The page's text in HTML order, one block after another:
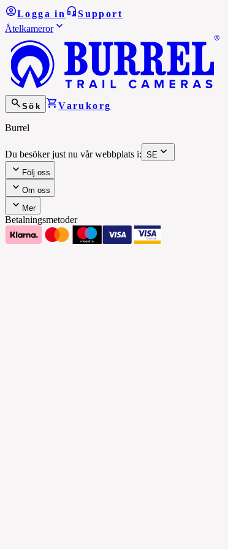
Logga in
Support
Åtelkameror
Sök Varukorg
Burrel
Du besöker just nu vår webbplats i: SE
Följ oss
Om oss
Mer
Betalningsmetoder